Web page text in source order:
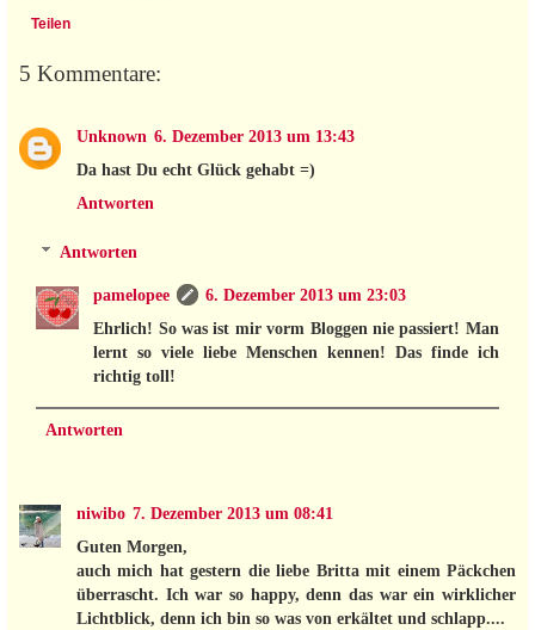
Teilen
5 Kommentare:
Unknown 6. Dezember 2013 um 13:43
Da hast Du echt Glück gehabt =)
Antworten
Antworten
pamelopee
6. Dezember 2013 um 23:03
Ehrlich! So was ist mir vorm Bloggen nie passiert! Man
lernt so viele liebe Menschen kennen! Das finde ich
richtig toll!
Antworten
niwibo 7. Dezember 2013 um 08:41
Guten Morgen,
auch mich hat gestern die liebe Britta mit einem Päckchen
überrascht. Ich war so happy, denn das war ein wirklicher
Lichtblick, denn ich bin so was von erkältet und schlapp....